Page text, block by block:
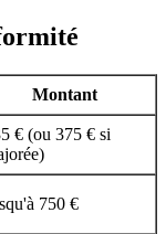
Montant
€ (ou 375 € si
750 €